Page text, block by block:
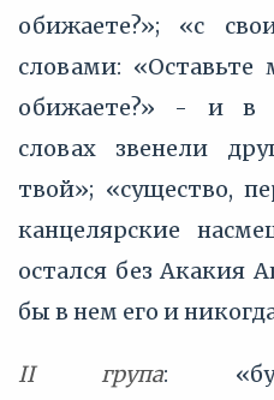
обижаете?»; «с
словами:
обижаете?» - и в
словах звенели
твой»; «существо,
канцелярские
остался без Акакия
бы в нем его и
II група: